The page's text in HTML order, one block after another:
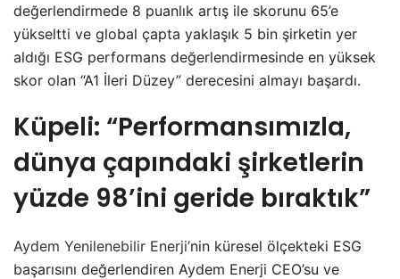
değerlendirmede 8 puanlık artış ile skorunu 65’e
yükseltti ve global çapta yaklaşık 5 bin şirketin yer
aldığı ESG performans değerlendirmesinde en yüksek
skor olan “A1 İleri Düzey” derecesini almayı başardı.
Küpeli: “Performansımızla,
dünya çapındaki şirketlerin
yüzde 98’ini geride bıraktık”
Aydem Yenilenebilir Enerji’nin küresel ölçekteki ESG
başarısını değerlendiren Aydem Enerji CEO’su ve